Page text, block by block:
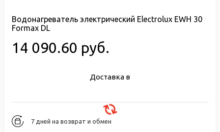
Водонагреватель электрический Electrolux EWH 30
Formax DL
14 090.60 руб.
Доставка в
7 дней на возврат и обмен